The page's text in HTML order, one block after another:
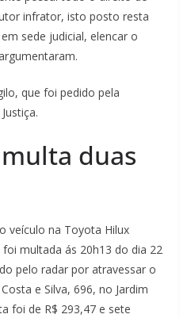
infrator, isto posto resta
sede judicial, elencar o
que foi pedido pela
duas
veículo na Toyota Hilux
foi multada ás 20h13 do dia 22
pelo radar por atravessar o
e Silva, 696, no Jardim
foi de R$ 293,47 e sete